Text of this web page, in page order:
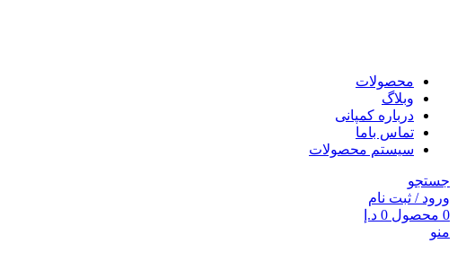
محصولات
وبلاگ
درباره کمپانی
تماس باما
سیستم محصولات
جستجو
ورود / ثبت نام
0 محصول 0 د.إ
منو